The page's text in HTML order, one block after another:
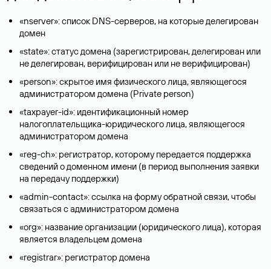
«nserver»: список DNS-серверов, на которые делегирован
домен
«state»: статус домена (зарегистрирован, делегирован или
не делегирован, верифицирован или не верифицирован)
«person»: скрытое имя физического лица, являющегося
администратором домена (Privatе person)
«taxpayer-id»: идентификационный номер
налогоплательщика-юридического лица, являющегося
администратором домена
«reg-ch»: регистратор, которому передается поддержка
сведений о доменном имени (в период выполнения заявки
на передачу поддержки)
«admin-contact»: ссылка на форму обратной связи, чтобы
связаться с администратором домена
«org»: название организации (юридического лица), которая
является владельцем домена
«registrar»: регистратор домена